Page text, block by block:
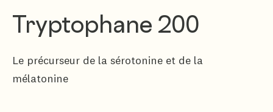
Tryptophane 200
Le précurseur de la sérotonine et de la
mélatonine